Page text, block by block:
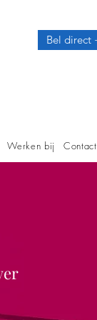
Bel direct
Werken bij Contact